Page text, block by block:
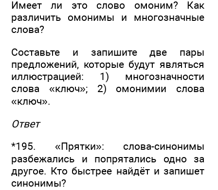
Имеет ли это слово омоним? Как
различить омонимы и многозначные
слова?
Составьте и запишите две пары
предложений, которые будут являться
иллюстрацией: 1) многозначности
слова «ключ»; 2) омонимии слова
«ключ».
Ответ
*195. «Прятки»: слова-синонимы
разбежались и попрятались одно за
другое. Кто быстрее найдёт и запишет
синонимы?